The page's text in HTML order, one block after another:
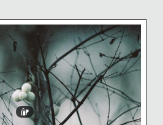
Winterzweigen